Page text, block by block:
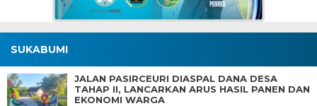
SUKABUMI
JALAN PASIRCEURI DIASPAL DANA DESA
TAHAP II, LANCARKAN ARUS HASIL PANEN DAN
EKONOMI WARGA